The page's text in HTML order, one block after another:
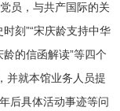
员，与共产国际的关
刻”“宋庆龄支持中华
的信函解读”等四个
并就本馆业务人员提
后具体活动事迹等问